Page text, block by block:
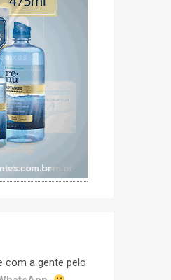
com a gente pelo